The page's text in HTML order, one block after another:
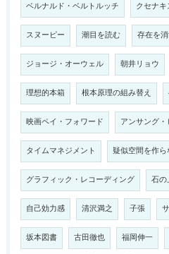
ベルナルド・ベルトルッチ クセナキ
スヌーピー 潮目を読む 存在を
ジョージ・オーウェル 朝井リョウ
理想的本箱 根本原理の組み替え
映画ペイ・フォワード アンサング
タイムマネジメント 疑似空間を作
グラフィック・レコーディング 石
自己効力感 清沢満之 子張
坂本図書 古田徹也 福岡伸一